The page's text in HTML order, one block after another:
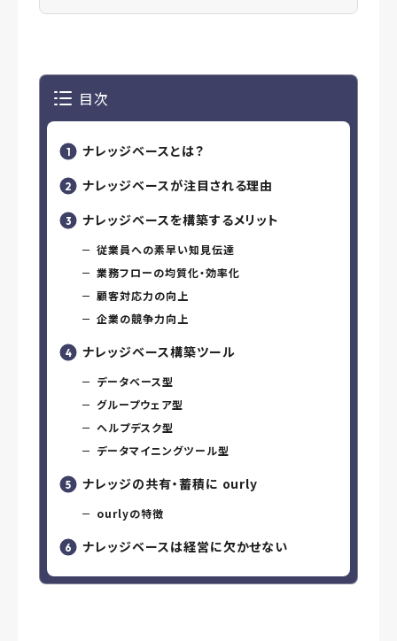
目次
ナレッジベースとは？
ナレッジベースが注目される理由
ナレッジベースを構築するメリット
従業員への素早い知見伝達
業務フローの均質化・効率化
顧客対応力の向上
企業の競争力向上
ナレッジベース構築ツール
データベース型
グループウェア型
ヘルプデスク型
データマイニングツール型
ナレッジの共有・蓄積に ourly
ourlyの特徴
ナレッジベースは経営に欠かせない